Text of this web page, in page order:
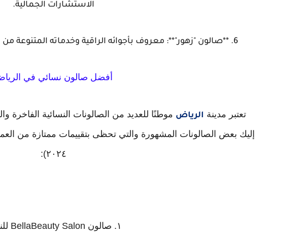
الاستشارات الجمالية.
6. **صالون "زهور"**: معروف بأجوائه الراقية وخدماته المتنوعة من الشعر إلى العناية باليدين والقدمين.
أفضل صالون نسائي في
تعتبر مدينة الرياض موطنًا للعديد من الصالونات النسائية الفاخرة
إليك بعض الصالونات المشهورة والتي تحظى بتقييمات ممتازة من
٢٠٢٤):
١. صالون BellaBeauty Salon للنساء